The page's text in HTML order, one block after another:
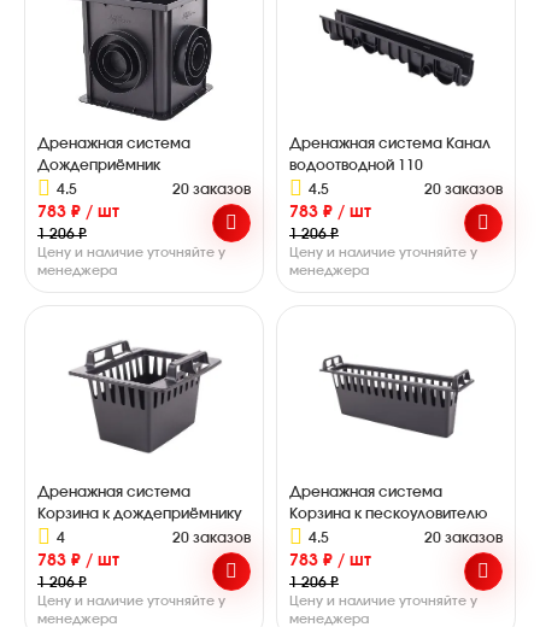
Дренажная система
Дождеприёмник
4.5
20 заказов
783 ₽ / шт
1 206 ₽
Цену и наличие уточняйте у
менеджера
Дренажная система Канал
водоотводной 110
4.5
20 заказов
783 ₽ / шт
1 206 ₽
Цену и наличие уточняйте у
менеджера
Дренажная система
Корзина к дождеприёмнику
4
20 заказов
783 ₽ / шт
1 206 ₽
Цену и наличие уточняйте у
менеджера
Дренажная система
Корзина к пескоуловителю
4.5
20 заказов
783 ₽ / шт
1 206 ₽
Цену и наличие уточняйте у
менеджера